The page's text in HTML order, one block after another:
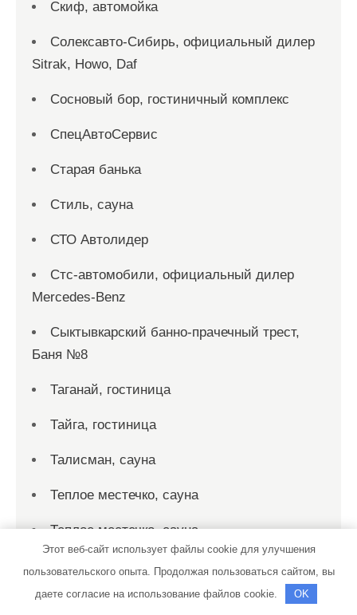
Скиф, автомойка
Солексавто-Сибирь, официальный дилер
Sitrak, Howo, Daf
Сосновый бор, гостиничный комплекс
СпецАвтоСервис
Старая банька
Стиль, сауна
СТО Автолидер
Стс-автомобили, официальный дилер
Mercedes-Benz
Сыктывкарский банно-прачечный трест,
Баня №8
Таганай, гостиница
Тайга, гостиница
Талисман, сауна
Теплое местечко, сауна
Теплое местечко, сауна
Тет-а-тет, ресторанно-гостиничный
Этот веб-сайт использует файлы cookie для улучшения
пользовательского опыта. Продолжая пользоваться сайтом, вы
даете согласие на использование файлов cookie.
OK